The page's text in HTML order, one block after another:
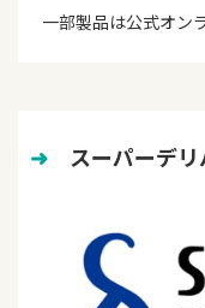
一部製品は公式オン
➜ スーパーデリ